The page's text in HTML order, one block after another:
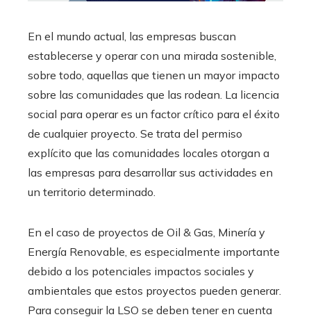
En el mundo actual, las empresas buscan
establecerse y operar con una mirada sostenible,
sobre todo, aquellas que tienen un mayor impacto
sobre las comunidades que las rodean. La licencia
social para operar es un factor crítico para el éxito
de cualquier proyecto. Se trata del permiso
explícito que las comunidades locales otorgan a
las empresas para desarrollar sus actividades en
un territorio determinado.
En el caso de proyectos de Oil & Gas, Minería y
Energía Renovable, es especialmente importante
debido a los potenciales impactos sociales y
ambientales que estos proyectos pueden generar.
Para conseguir la LSO se deben tener en cuenta